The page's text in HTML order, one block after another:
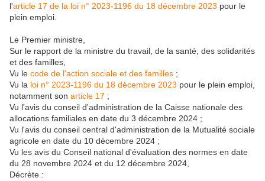
l'article 17 de la loi n° 2023-1196 du 18 décembre 2023 pour le
plein emploi.
Le Premier ministre,
Sur le rapport de la ministre du travail, de la santé, des solidarités
et des familles,
Vu le code de l'action sociale et des familles ;
Vu la loi n° 2023-1196 du 18 décembre 2023 pour le plein emploi,
notamment son article 17 ;
Vu l'avis du conseil d'administration de la Caisse nationale des
allocations familiales en date du 3 décembre 2024 ;
Vu l'avis du conseil central d'administration de la Mutualité sociale
agricole en date du 10 décembre 2024 ;
Vu les avis du Conseil national d'évaluation des normes en date
du 28 novembre 2024 et du 12 décembre 2024,
Décrète :